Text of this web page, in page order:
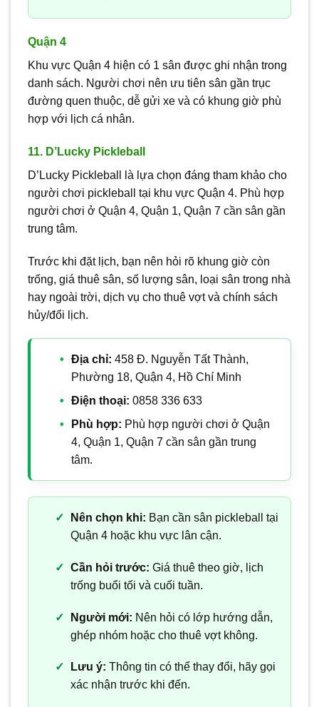
Quận 4
Khu vực Quận 4 hiện có 1 sân được ghi nhận trong
danh sách. Người chơi nên ưu tiên sân gần trục
đường quen thuộc, dễ gửi xe và có khung giờ phù
hợp với lịch cá nhân.
11. D’Lucky Pickleball
D’Lucky Pickleball là lựa chọn đáng tham khảo cho
người chơi pickleball tại khu vực Quận 4. Phù hợp
người chơi ở Quận 4, Quận 1, Quận 7 cần sân gần
trung tâm.
Trước khi đặt lịch, bạn nên hỏi rõ khung giờ còn
trống, giá thuê sân, số lượng sân, loại sân trong nhà
hay ngoài trời, dịch vụ cho thuê vợt và chính sách
hủy/đổi lịch.
Địa chỉ: 458 Đ. Nguyễn Tất Thành,
Phường 18, Quận 4, Hồ Chí Minh
Điện thoại: 0858 336 633
Phù hợp: Phù hợp người chơi ở Quận
4, Quận 1, Quận 7 cần sân gần trung
tâm.
Nên chọn khi: Bạn cần sân pickleball tại
Quận 4 hoặc khu vực lân cận.
Cần hỏi trước: Giá thuê theo giờ, lịch
trống buổi tối và cuối tuần.
Người mới: Nên hỏi có lớp hướng dẫn,
ghép nhóm hoặc cho thuê vợt không.
Lưu ý: Thông tin có thể thay đổi, hãy gọi
xác nhận trước khi đến.